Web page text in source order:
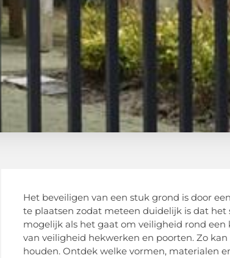
Het beveiligen van een stuk grond is door
te plaatsen zodat meteen duidelijk is dat
mogelijk als het gaat om veiligheid rond een
van veiligheid hekwerken en poorten. Zo kan
houden. Ontdek welke vormen, materialen